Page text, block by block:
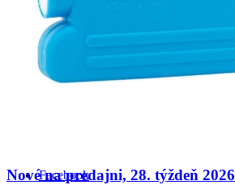
Vyhľadávanie
Facebook
Nové na predajni, 28. týždeň 2026